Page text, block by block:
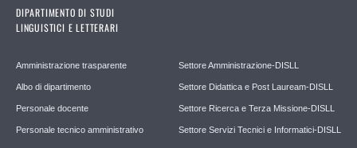
DIPARTIMENTO DI STUDI
LINGUISTICI E LETTERARI
Amministrazione trasparente
Albo di dipartimento
Personale docente
Personale tecnico amministrativo
Settore Amministrazione-DISLL
Settore Didattica e Post Lauream-DISLL
Settore Ricerca e Terza Missione-DISLL
Settore Servizi Tecnici e Informatici-DISLL